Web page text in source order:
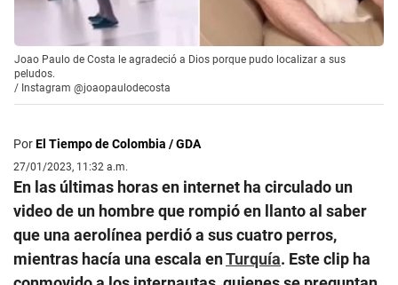
Joao Paulo de Costa le agradeció a Dios porque pudo localizar a sus
peludos.
/ Instagram @joaopaulodecosta
PorEl Tiempo de Colombia / GDA
27/01/2023, 11:32 a.m.
En las últimas horas en internet ha circulado un
video de un hombre que rompió en llanto al saber
que una aerolínea perdió a sus cuatro perros,
mientras hacía una escala enTurquía. Este clip ha